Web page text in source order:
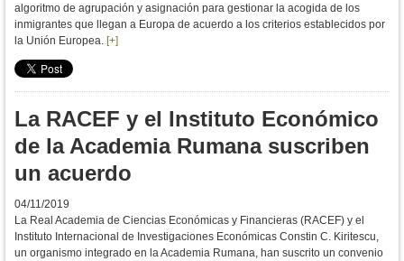
algoritmo de agrupación y asignación para gestionar la acogida de los
inmigrantes que llegan a Europa de acuerdo a los criterios establecidos por
la Unión Europea. [+]
La RACEF y el Instituto Económico
de la Academia Rumana suscriben
un acuerdo
04/11/2019
La Real Academia de Ciencias Económicas y Financieras (RACEF) y el
Instituto Internacional de Investigaciones Económicas Constin C. Kiritescu,
un organismo integrado en la Academia Rumana, han suscrito un convenio